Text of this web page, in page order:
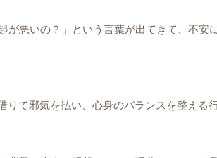
悪いの？」という言葉が出てきて、不安
て邪気を払い、心身のバランスを整え